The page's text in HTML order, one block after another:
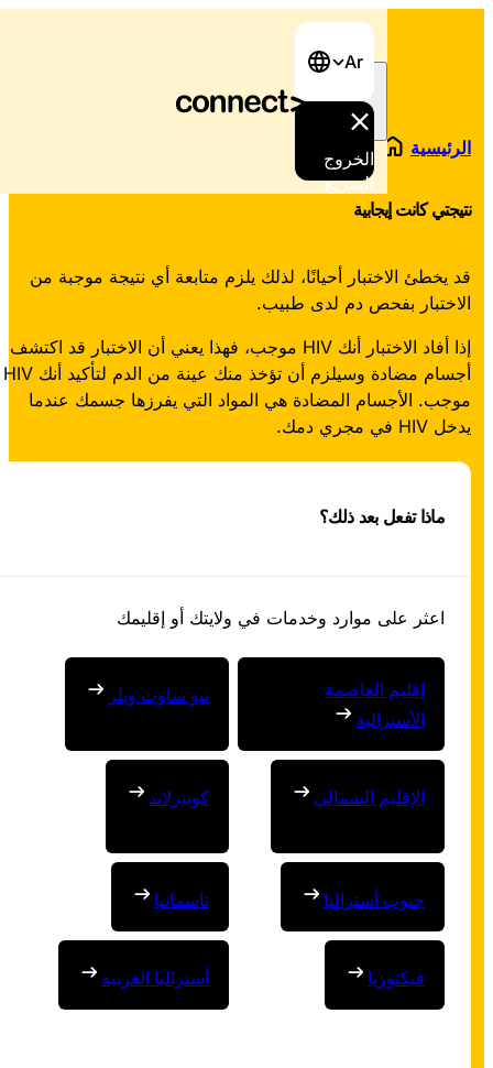
الخروج/افهم نتيجتك
كانت إيجابية
الاختبار أحيانًا، لذلك يلزم متابعة أي نتيجة موجبة من
بفحص دم لدى طبيب.
إذا أفاد الاختبار أنك HIV موجب، فهذا يعني أن الاختبار قد اكتشف
أجسام مضادة وسيلزم أن تؤخذ منك عينة من الدم لتأكيد أنك HIV
الأجسام المضادة هي المواد التي يفرزها جسمك عندما
ماذا تفعل بعد ذلك؟
اعثر على موارد وخدمات في ولايتك أو إقليمك
إقليم العاصمة
الأسترالية
نيو ساوث ويلز
الإقليم الشمالي كوينزلاند
جنوب أستراليا تاسمانيا
فيكتوريا أستراليا الغربية